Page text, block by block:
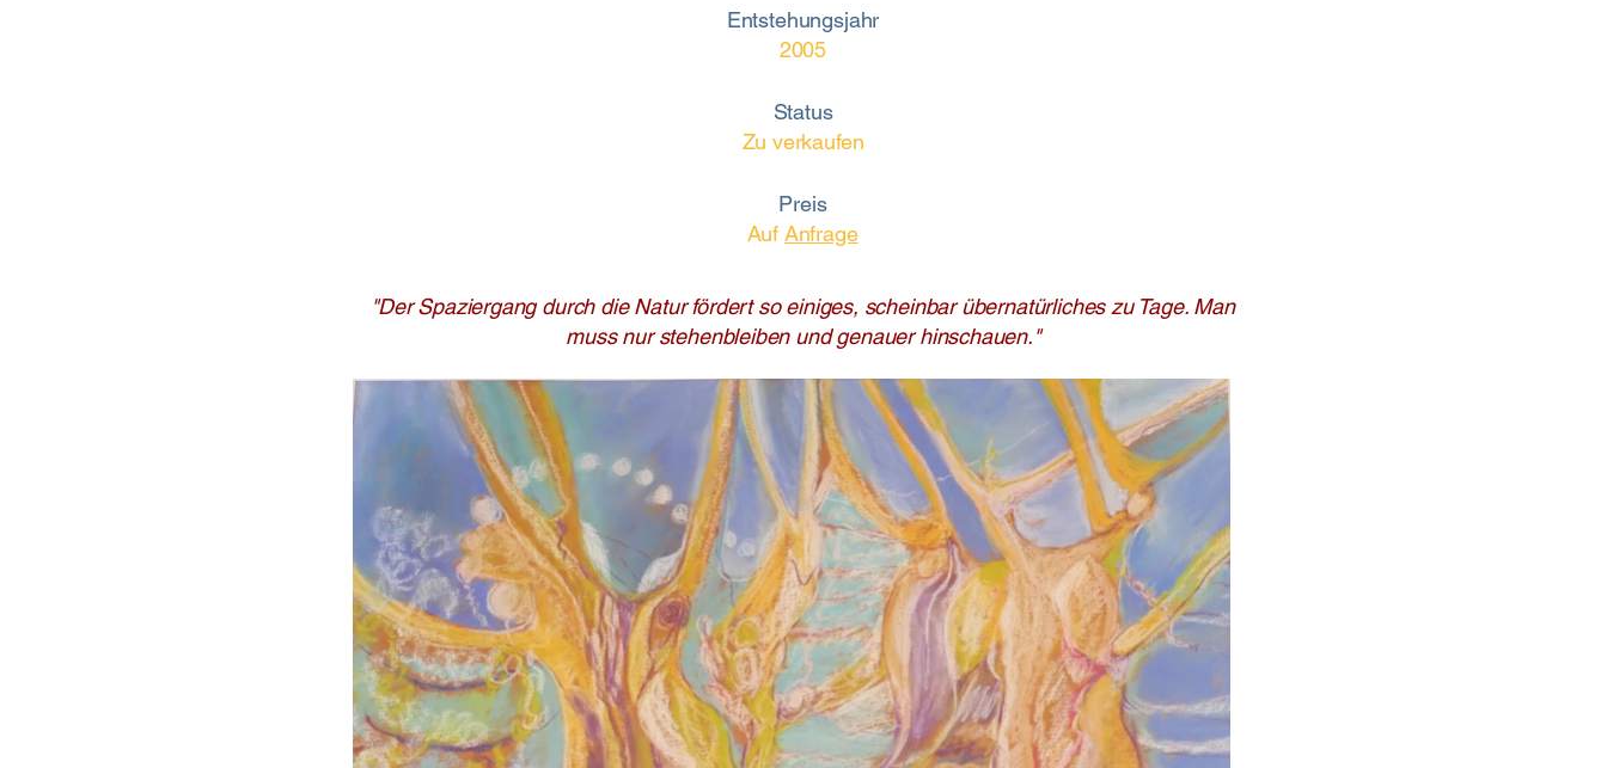
Entstehungsjahr
2005
Status
Zu verkaufen
Preis
Auf Anfrage
"Der Spaziergang durch die Natur fördert so einiges, scheinbar übernatürliches zu Tage. Man
muss nur stehenbleiben und genauer hinschauen."